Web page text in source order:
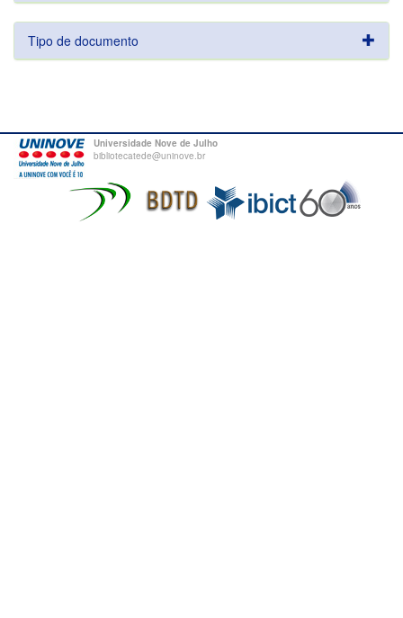
Tipo de documento
Universidade Nove de Julho
bibliotecatede@uninove.br